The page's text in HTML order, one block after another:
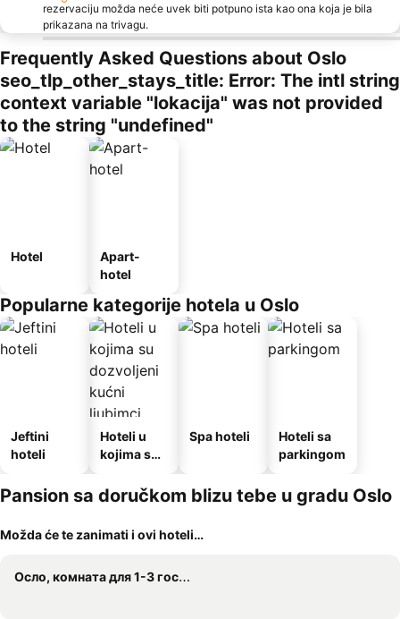
rezervaciju možda neće uvek biti potpuno ista kao ona koja je bila
prikazana na trivagu.
Frequently Asked Questions about Oslo
seo_tlp_other_stays_title: Error: The intl string
context variable "lokacija" was not provided
to the string "undefined"
Hotel
Apart-
hotel
Popularne kategorije hotela u Oslo
Jeftini
hoteli
Hoteli u
kojima su
kućni
ljubimci
Spa hoteli
Hoteli sa
parkingom
Pansion sa doručkom blizu tebe u gradu Oslo
Možda će te zanimati i ovi hoteli…
Осло, комната для 1-3 гостеи